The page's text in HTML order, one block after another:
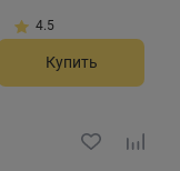
4.5
Купить